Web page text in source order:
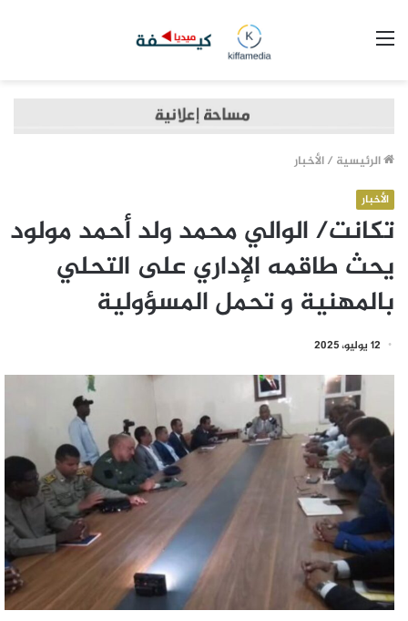
الرئيسية /الأخبار
الأخبار
تكانت/ الوالي محمد ولد أحمد مولود
يحث طاقمه الإداري على التحلي
بالمهنية و تحمل المسؤولية
12 يوليو، 2025